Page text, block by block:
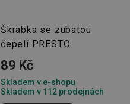
Škrabka se zubatou
čepelí PRESTO
89 Kč
Skladem v e-shopu
Skladem v 112 prodejnách